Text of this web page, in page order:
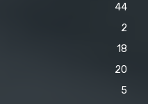
44
2
18
20
5